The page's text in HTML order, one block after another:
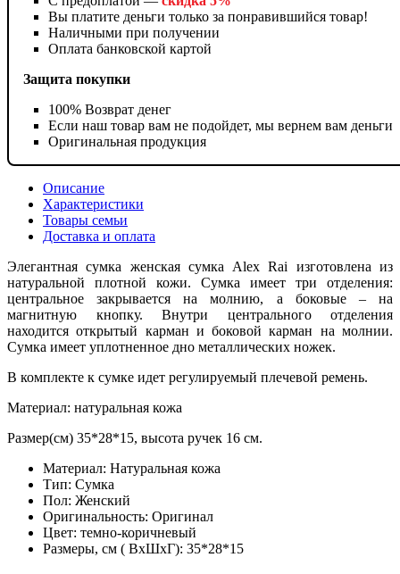
Вы платите деньги только за понравившийся товар!
Наличными при получении
Оплата банковской картой
Защита покупки
100% Возврат денег
Если наш товар вам не подойдет, мы вернем вам деньги
Оригинальная продукция
Описание
Характеристики
Товары семьи
Доставка и оплата
Элегантная сумка женская сумка Alex Rai изготовлена ​​из
натуральной плотной кожи. Сумка имеет три отделения:
центральное закрывается на молнию, а боковые – на
магнитную кнопку. Внутри центрального отделения
находится открытый карман и боковой карман на молнии.
Сумка имеет уплотненное дно металлических ножек.
В комплекте к сумке идет регулируемый плечевой ремень.
Материал: натуральная кожа
Размер(см) 35*28*15, высота ручек 16 см.
Материал: Натуральная кожа
Тип: Сумка
Пол: Женский
Оригинальность: Оригинал
Цвет: темно-коричневый
Размеры, см ( ВхШхГ): 35*28*15